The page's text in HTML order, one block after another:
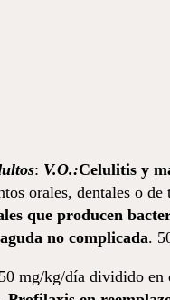
: V.O.:Celulitis y
orales, dentales o
que producen
no complicada.
mg/kg/día dividido en